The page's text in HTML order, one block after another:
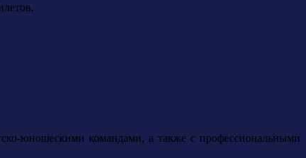
юношескими командами, а также с профессиональными